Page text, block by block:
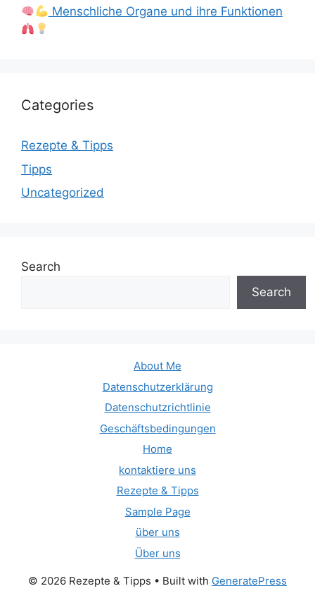
Menschliche Organe und ihre Funktionen
Categories
Rezepte & Tipps
Tipps
Uncategorized
Search
Search
About Me
Datenschutzerklärung
Datenschutzrichtlinie
Geschäftsbedingungen
Home
kontaktiere uns
Rezepte & Tipps
Sample Page
über uns
Über uns
© 2026 Rezepte & Tipps • Built with GeneratePress